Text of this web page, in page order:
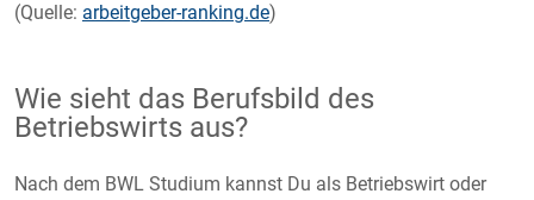
(Quelle: arbeitgeber-ranking.de)
Wie sieht das Berufsbild des
Betriebswirts aus?
Nach dem BWL Studium kannst Du als Betriebswirt oder